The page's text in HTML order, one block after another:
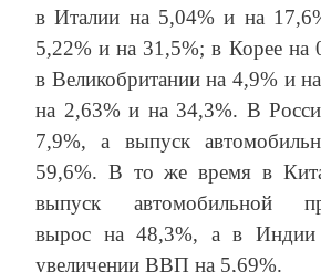
в Италии на 5,04% и на
5,22% и на 31,5%; в Корее на
в Великобритании на 4,9% и
на 2,63% и на 34,3%. В
7,9%, а выпуск
59,6%. В то же время в
выпуск автомобильной
вырос на 48,3%, а в
увеличении ВВП на 5,69%.